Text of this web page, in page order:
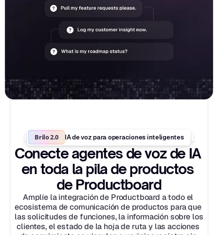
Brilo 2.0 IA de voz para operaciones inteligentes
Conecte agentes de voz de IA
en toda la pila de productos
de Productboard
Amplíe la integración de Productboard a todo el
ecosistema de comunicación de productos para que
las solicitudes de funciones, la información sobre los
clientes, el estado de la hoja de ruta y las acciones